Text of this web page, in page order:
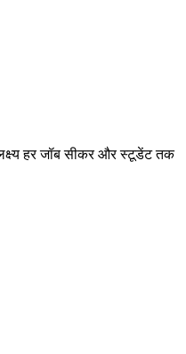
हर जॉब सीकर और स्टूडेंट तक